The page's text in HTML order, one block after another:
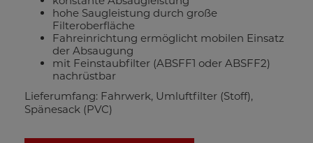
hohe Saugleistung durch große
Filteroberfläche
Fahreinrichtung ermöglicht mobilen Einsatz
der Absaugung
mit Feinstaubfilter (ABSFF1 oder ABSFF2)
nachrüstbar
Lieferumfang: Fahrwerk, Umluftfilter (Stoff),
Spänesack (PVC)